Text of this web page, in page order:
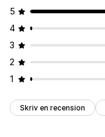
5
4
3
2
1
Skriv en recension